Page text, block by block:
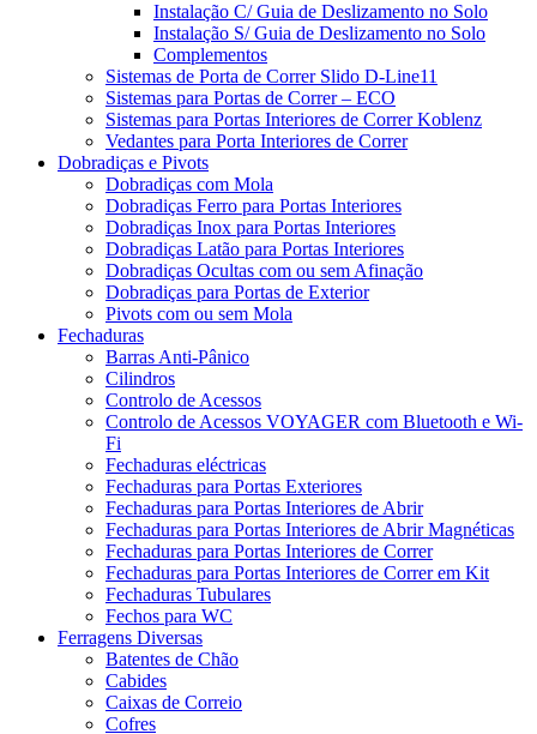
Instalação C/ Guia de Deslizamento no Solo
Instalação S/ Guia de Deslizamento no Solo
Complementos
Sistemas de Porta de Correr Slido D-Line11
Sistemas para Portas de Correr – ECO
Sistemas para Portas Interiores de Correr Koblenz
Vedantes para Porta Interiores de Correr
Dobradiças e Pivots
Dobradiças com Mola
Dobradiças Ferro para Portas Interiores
Dobradiças Inox para Portas Interiores
Dobradiças Latão para Portas Interiores
Dobradiças Ocultas com ou sem Afinação
Dobradiças para Portas de Exterior
Pivots com ou sem Mola
Fechaduras
Barras Anti-Pânico
Cilindros
Controlo de Acessos
Controlo de Acessos VOYAGER com Bluetooth e Wi-
Fi
Fechaduras eléctricas
Fechaduras para Portas Exteriores
Fechaduras para Portas Interiores de Abrir
Fechaduras para Portas Interiores de Abrir Magnéticas
Fechaduras para Portas Interiores de Correr
Fechaduras para Portas Interiores de Correr em Kit
Fechaduras Tubulares
Fechos para WC
Ferragens Diversas
Batentes de Chão
Cabides
Caixas de Correio
Cofres